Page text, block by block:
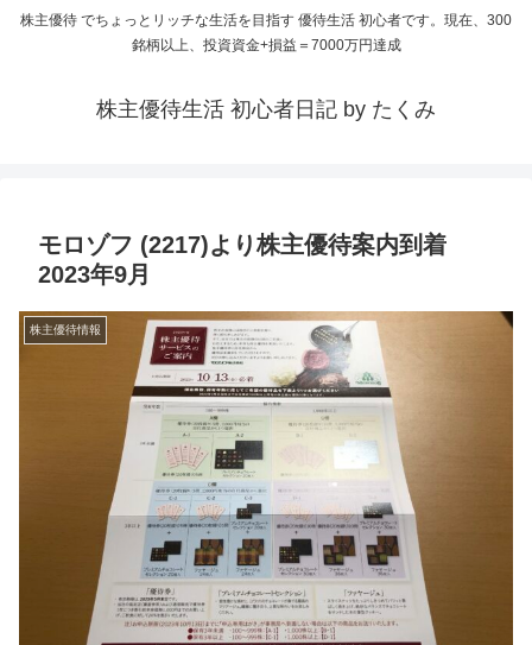
株主優待 でちょっとリッチな生活を目指す 優待生活 初心者です。現在、300
銘柄以上、投資資金+損益＝7000万円達成
株主優待生活 初心者日記 by たくみ
モロゾフ (2217)より株主優待案内到着
2023年9月
株主優待情報